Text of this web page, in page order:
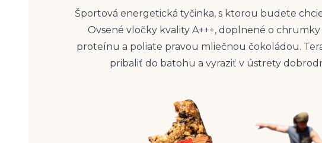
Športová energetická tyčinka, s ktorou budete
Ovsené vločky kvality A+++, doplnené o
proteínu a poliate pravou mliečnou čokoládou.
pribaliť do batohu a vyraziť v ústrety